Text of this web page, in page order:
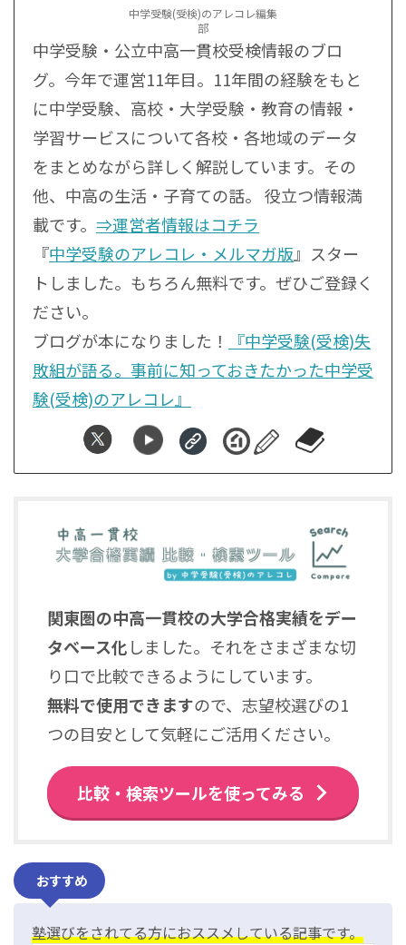
中学受験(受検)のアレコレ編集
部
中学受験・公立中高一貫校受検情報のブロ
グ。今年で運営11年目。11年間の経験をもと
に中学受験、高校・大学受験・教育の情報・
学習サービスについて各校・各地域のデータ
をまとめながら詳しく解説しています。その
他、中高の生活・子育ての話。 役立つ情報満
載です。 ⇒運営者情報はコチラ
『中学受験のアレコレ・メルマガ版』スター
トしました。もちろん無料です。ぜひご登録く
ださい。
ブログが本になりました！
『中学受験(受検)失
敗組が語る。事前に知っておきたかった中学受
験(受検)のアレコレ』
関東圏の中高一貫校の大学合格実績をデー
タベース化しました。それをさまざまな切
り口で比較できるようにしています。
無料で使用できますので、志望校選びの1
つの目安として気軽にご活用ください。
比較・検索ツールを使ってみる
おすすめ
塾選びをされてる方におススメしている記事です。